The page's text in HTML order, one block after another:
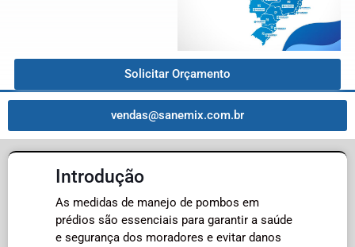
Solicitar Orçamento
vendas@sanemix.com.br
Introdução
As medidas de manejo de pombos em
prédios são essenciais para garantir a saúde
e segurança dos moradores e evitar danos